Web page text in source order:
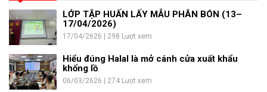
LỚP TẬP HUẤN LẤY MẪU PHÂN BÓN (13–
17/04/2026)
17/04/2626 | 298 Lượt xem
Hiểu đúng Halal là mở cánh cửa xuất khẩu
khổng lồ
06/03/2626 | 274 Lượt xem